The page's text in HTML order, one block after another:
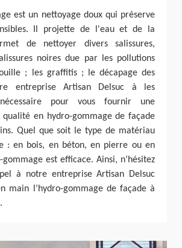
est un nettoyage doux qui préserve
Il projette de l'eau et de la
de nettoyer divers salissures,
noires due par les pollutions
; les graffitis ; le décapage des
entreprise Artisan Delsuc à les
nécessaire pour vous fournir une
en hydro-gommage de façade
Quel que soit le type de matériau
: en bois, en béton, en pierre ou en
gommage est efficace. Ainsi, n’hésitez
à notre entreprise Artisan Delsuc
main l’hydro-gommage de façade à